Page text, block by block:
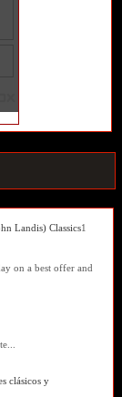
Landis) Classics1
on a best offer and
clásicos y